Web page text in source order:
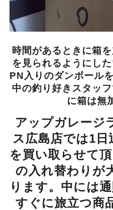
時間があるときに箱
を見られるようにし
PN入りのダンボール
中の釣り好きスタッ
に箱は無
アップガレージ
ス広島店では1日
を買い取らせて
の入れ替わりが
ります。中には
すぐに旅立つ商